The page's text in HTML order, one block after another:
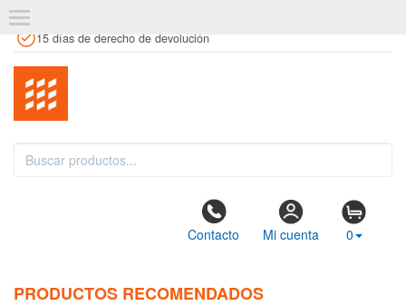
15 días de derecho de devolución
Contacto Mi cuenta 0
PRODUCTOS RECOMENDADOS